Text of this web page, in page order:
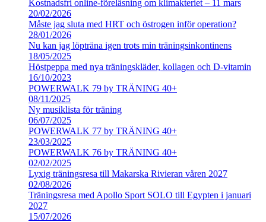
Kostnadsfri online-föreläsning om klimakteriet – 11 mars
20/02/2026
Måste jag sluta med HRT och östrogen inför operation?
28/01/2026
Nu kan jag löpträna igen trots min träningsinkontinens
18/05/2025
Höstpeppa med nya träningskläder, kollagen och D-vitamin
16/10/2023
POWERWALK 79 by TRÄNING 40+
08/11/2025
Ny musiklista för träning
06/07/2025
POWERWALK 77 by TRÄNING 40+
23/03/2025
POWERWALK 76 by TRÄNING 40+
02/02/2025
Lyxig träningsresa till Makarska Rivieran våren 2027
02/08/2026
Träningsresa med Apollo Sport SOLO till Egypten i januari
2027
15/07/2026